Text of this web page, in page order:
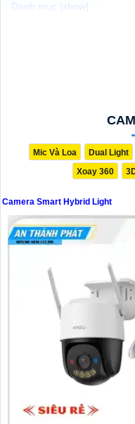
Smart Hybrid Light là một
công nghệ analog giúp cho
nét. Với độ phân giải cao,
Mic Và Loa Dual Light
Xoay 360
Camera Smart Hybrid Light